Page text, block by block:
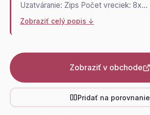
Uzatváranie: Zips Počet vreciek: 8x…
Zobraziť celý popis ↓
Zobraziť v obchode
Pridať na porovnanie